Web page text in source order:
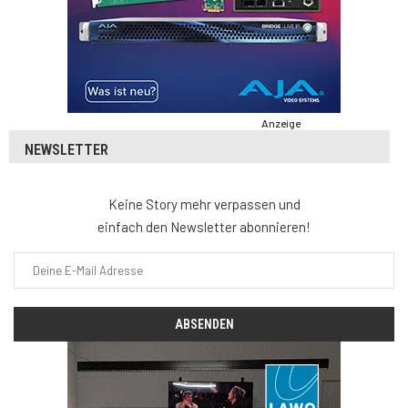
Anzeige
NEWSLETTER
Keine Story mehr verpassen und
einfach den Newsletter abonnieren!